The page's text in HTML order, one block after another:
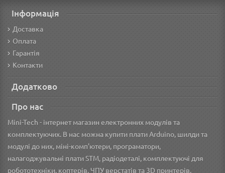
Інформація
Доставка
Оплата
Гарантія
Контакти
Додатково
Про нас
Mini-Tech - інтернет магазин електронних модулів та
комплектуючих. В нас можна купити плати Arduino, шилди та
модулі до них, міні-комп'ютери, програматори,
налагоджувальні плати STM, радіодеталі, комплектуючі для
робототехніки, коптерів, ЧПУ верстатів та 3D принтерів.